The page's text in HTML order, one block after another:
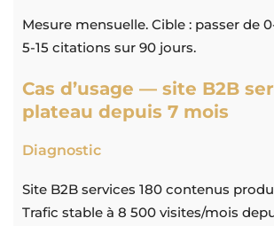
Mesure mensuelle. Cible : passer de
5-15 citations sur 90 jours.
Cas d’usage — site B2B
plateau depuis 7 mois
Diagnostic
Site B2B services 180 contenus
Trafic stable à 8 500 visites/mois